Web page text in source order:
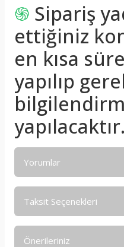
֍ Sipariş
ettiğiniz
en kısa
yapılıp
yapılacaktır.
Yorumlar
Taksit Seçenekleri
Önerileriniz